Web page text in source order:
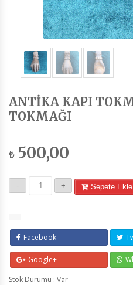
ANTİKA KAPI
TOKMAĞI
₺500,00
Sepete Ekle
Facebook
Google+
Stok Durumu : Var